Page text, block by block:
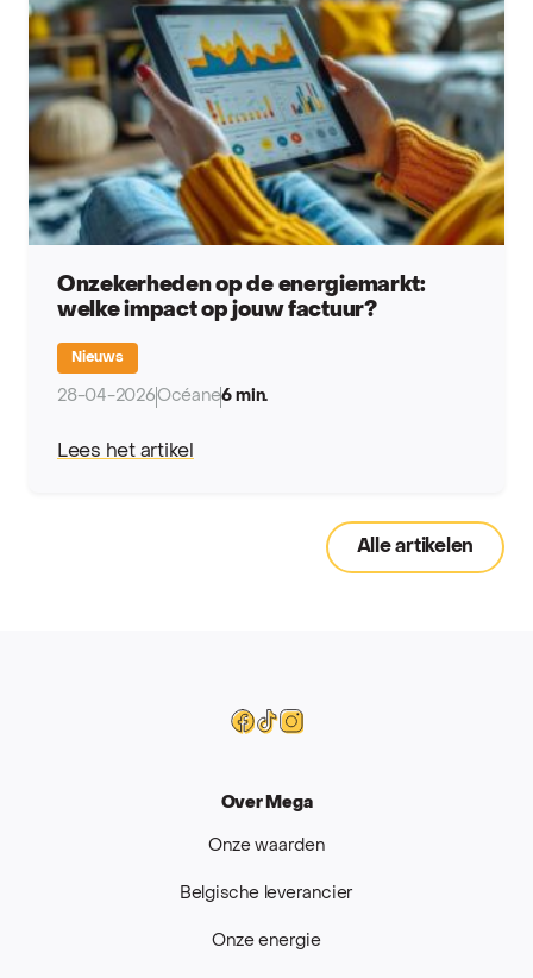
Onzekerheden op de energiemarkt:
welke impact op jouw factuur?
Nieuws
28-04-2026Océane6 min.
Lees het artikel
Alle artikelen
Facebook
Tiktok
Instagram
Over Mega
Onze waarden
Belgische leverancier
Onze energie